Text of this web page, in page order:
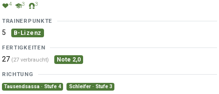
4 3 3
TRAINERPUNKTE
5 B-Lizenz
FERTIGKEITEN
27 (27 verbraucht) Note 2,0
RICHTUNG
Tausendsassa · Stufe 4 Schleifer · Stufe 3